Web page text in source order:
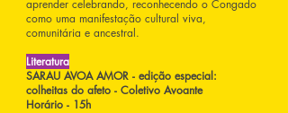
aprender celebrando, reconhecendo o Congado
como uma manifestação cultural viva,
comunitária e ancestral.
Literatura
SARAU AVOA AMOR - edição especial:
colheitas do afeto - Coletivo Avoante
Horário - 15h